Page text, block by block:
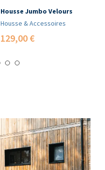
Housse Jumbo Velours
Housse & Accessoires
129,00 €